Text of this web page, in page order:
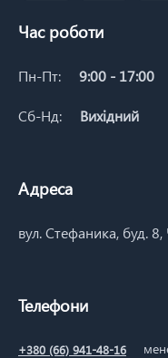
Час роботи
Пн-Пт: 9:00 - 17:00
Сб-Нд: Вихідний
Адреса
вул. Стефаника, буд.
Телефони
+380 (66) 941-48-16